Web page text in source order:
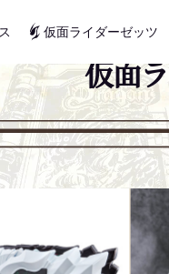
仮面ライダーゼッツ
仮面